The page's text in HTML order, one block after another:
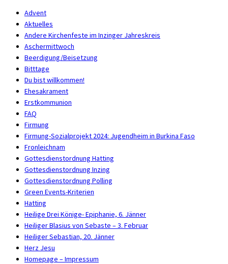
Advent
Aktuelles
Andere Kirchenfeste im Inzinger Jahreskreis
Aschermittwoch
Beerdigung/Beisetzung
Bitttage
Du bist willkommen!
Ehesakrament
Erstkommunion
FAQ
Firmung
Firmung-Sozialprojekt 2024: Jugendheim in Burkina Faso
Fronleichnam
Gottesdienstordnung Hatting
Gottesdienstordnung Inzing
Gottesdienstordnung Polling
Green Events-Kriterien
Hatting
Heilige Drei Könige- Epiphanie, 6. Jänner
Heiliger Blasius von Sebaste – 3. Februar
Heiliger Sebastian, 20. Jänner
Herz Jesu
Homepage – Impressum